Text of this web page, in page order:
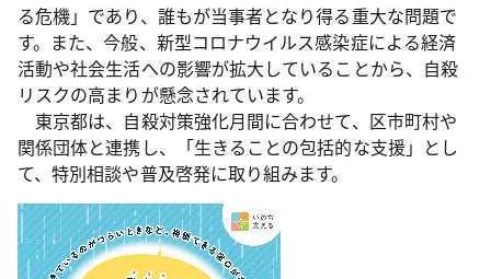
る危機」であり、誰もが当事者となり得る重大な問題で
す。また、今般、新型コロナウイルス感染症による経済
活動や社会生活への影響が拡大していることから、自殺
リスクの高まりが懸念されています。
東京都は、自殺対策強化月間に合わせて、区市町村や
関係団体と連携し、「生きることの包括的な支援」とし
て、特別相談や普及啓発に取り組みます。